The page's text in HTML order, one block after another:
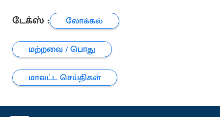
டேக்ஸ் :
லோக்கல்
மற்றவை / பொது
மாவட்ட செய்திகள்